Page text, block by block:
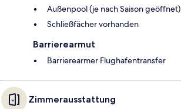
Außenpool (je nach Saison geöffnet)
Schließfächer vorhanden
Barrierearmut
Barrierearmer Flughafentransfer
Zimmerausstattung